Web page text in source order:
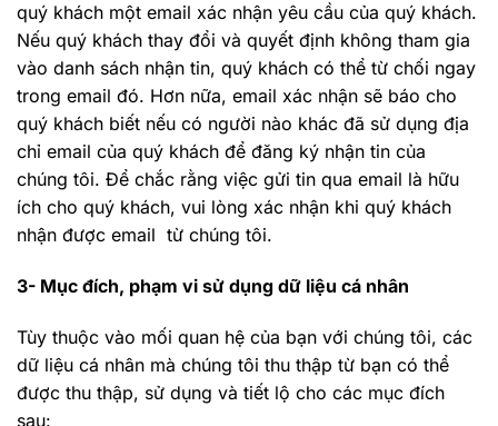
quý khách một email xác nhận yêu cầu của quý khách.
Nếu quý khách thay đổi và quyết định không tham gia
vào danh sách nhận tin, quý khách có thể từ chối ngay
trong email đó. Hơn nữa, email xác nhận sẽ báo cho
quý khách biết nếu có người nào khác đã sử dụng địa
chỉ email của quý khách để đăng ký nhận tin của
chúng tôi. Để chắc rằng việc gửi tin qua email là hữu
ích cho quý khách, vui lòng xác nhận khi quý khách
nhận được email từ chúng tôi.
3- Mục đích, phạm vi sử dụng dữ liệu cá nhân
Tùy thuộc vào mối quan hệ của bạn với chúng tôi, các
dữ liệu cá nhân mà chúng tôi thu thập từ bạn có thể
được thu thập, sử dụng và tiết lộ cho các mục đích
sau: